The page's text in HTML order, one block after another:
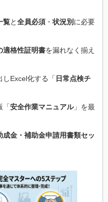
覧と全員必須 ・状況別に必要
適格性証明書を漏れなく揃え
しExcel化する「日常点検チ
「安全作業マニュアル」を最
成金・補助金申請用書類セッ